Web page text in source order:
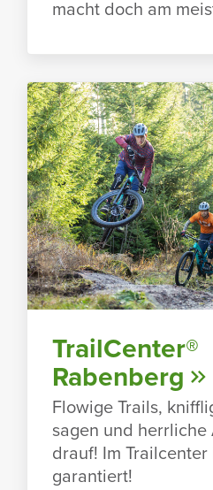
macht doch am
TrailCenter®
Raben­berg
Flowige Trails,
sagen und
drauf! Im
garan­tiert!